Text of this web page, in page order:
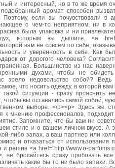
и интересный, но в то же время
аромат способен
если вы почувствовали в
о чем-то неприятном, ни в
была упаковка и ни
которым вы дышите. <a
вам не совсем по себе,
и уверенность в себе. Как
от дорогого человека?
Большинство из нас
духами, чтобы не
недовольство собой? Ведь
что носить одежду, в которой
ситуации - сразу прояснить
вы оставались самой собой,
выборе. </p><p> Здесь же
к мнению профессионалов,
Запомните, что бы вам ни
стиле и о вашем личном вкусе. А
либо запах, а ваш партнер или
и отказаться от использования
решив <a href="http://www.o-
не бросайтесь сразу пробовать
какие бы то ни было запахи.